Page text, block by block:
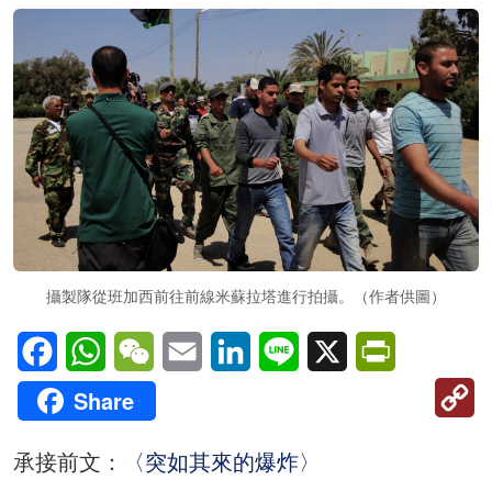
攝製隊從班加西前往前線米蘇拉塔進行拍攝。（作者供圖）
FacebookWhatsAppWeChatEmail LinkedInLine X
Share
承接前文： 〈突如其來的爆炸〉